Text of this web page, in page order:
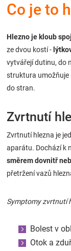
Blog
Hračkářství
Co je to
Hlezno je kloub
ze dvou kostí -
vytvářejí dutinu, do
struktura umožňuje
do stran.
Zvrtnutí
Zvrtnutí hlezna je
aparátu. Dochází k
směrem dovnitř
přetržení vazů
Symptomy zvrtnutí
Bolest v
Otok a